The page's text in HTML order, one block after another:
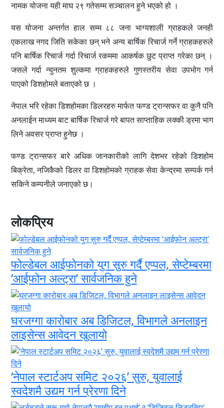
नामक योजना यही माघ २९ गतेसम्म सञ्चालन हुने भएको हो ।
यस योजना अन्तर्गत हाल सम्म ८८ जना भाग्यशाली ग्राहकले जनही
एकलाख नगद जिति सकेका छन् भने अन्य बार्षिक रिचार्ज गर्ने ग्राहकहरुले
पनि बार्षिक रिचार्ज गर्दा रिचार्ज रकममा आकर्षक छुट प्राप्त गरेका छन् ।
जसले गर्दा न्युनतम शुल्कमा ग्राहकहरुले गुणस्तरीय सेवा उपभोग गर्न
पाएको डिशहोमले बताएको छ ।
नेपाल भरि रहेका डिशहोमका डिलरहरु मार्फत फण्ड ट्रान्सफर वा कुनै पनि
अनलाईन माध्यम बाट बार्षिक रिचार्ज गरे बापत साप्ताहिक लक्की ड्रमा भाग
लिने अवसर प्राप्त हुनेछ ।
फण्ड ट्रान्सफर बारे अधिक जानकारीको लागि देशभर रहेको डिशहोम
बिक्रेता, नजिकैको डिलर वा डिशहोमको ग्राहक सेवा केन्द्रमा सम्पर्क गर्न
सकिने कम्पनीले जनाएको छ।
लोकप्रिय
फोल्डेबल आईफोनको युग सुरु गर्दै एप्पल, सेप्टेम्बरमा
‘आईफोन अल्ट्रा’ सार्वजनिक हुने
घरजग्गा कारोबार अब डिजिटल, विभागले अनलाइन
लाइसेन्स आवेदन खुलायो
‘नेपाल स्टार्टअप समिट २०२६’ सुरु, युवालाई
स्वदेशमै उद्यम गर्न प्रेरणा दिने